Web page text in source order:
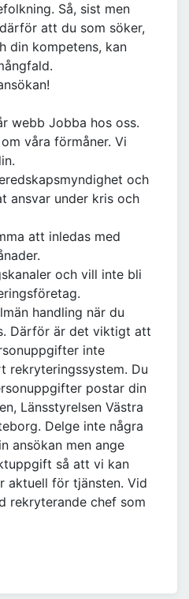
Så, sist men
att du som söker,
din kompetens, kan
webb Jobba hos oss.
våra förmåner. Vi
och
ansvar under kris och
att inledas med
och vill inte bli
handling när du
Därför är det viktigt att
inte
rekryteringssystem. Du
postar din
Länsstyrelsen Västra
Delge inte några
ansökan men ange
så att vi kan
aktuell för tjänsten. Vid
rekryterande chef som